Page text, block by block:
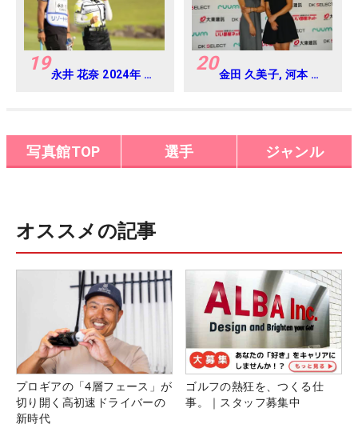
19永井 花奈 2024年 リ
20金田 久美子, 河本 結
マ
写真館TOP 選手 ジャンル
オススメの記事
プロギアの「4層フェース」が
切り開く高初速ドライバーの
新時代
ゴルフの熱狂を、つくる仕
事。｜スタッフ募集中